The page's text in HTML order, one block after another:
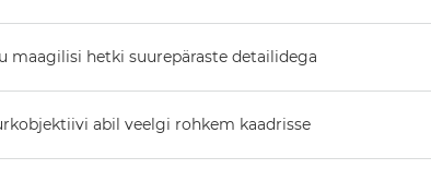
maagilisi hetki suurepäraste detailidega
abil veelgi rohkem kaadrisse